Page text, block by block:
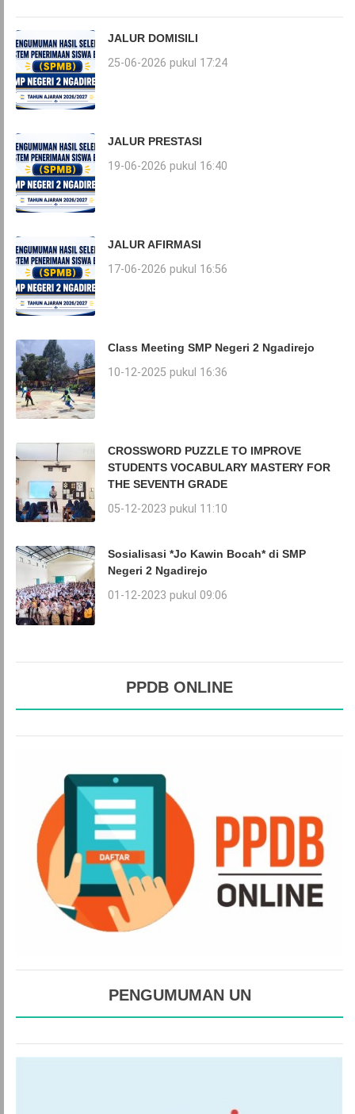
JALUR DOMISILI
25-06-2026 pukul 17:24
JALUR PRESTASI
19-06-2026 pukul 16:40
JALUR AFIRMASI
17-06-2026 pukul 16:56
Class Meeting SMP Negeri 2 Ngadirejo
10-12-2025 pukul 16:36
CROSSWORD PUZZLE TO IMPROVE
STUDENTS VOCABULARY MASTERY FOR
THE SEVENTH GRADE
05-12-2023 pukul 11:10
Sosialisasi *Jo Kawin Bocah* di SMP
Negeri 2 Ngadirejo
01-12-2023 pukul 09:06
PPDB ONLINE
PENGUMUMAN UN